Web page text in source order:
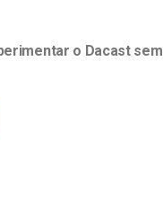
o Dacast sem